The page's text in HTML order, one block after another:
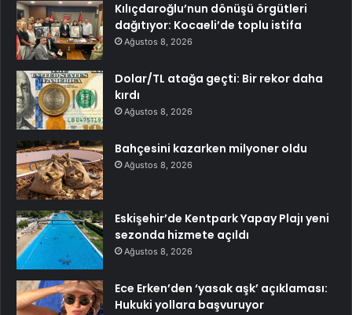
Kılıçdaroğlu’nun dönüşü örgütleri
dağıtıyor: Kocaeli’de toplu istifa
Ağustos 8, 2026
Dolar/TL atağa geçti: Bir rekor daha
kırdı
Ağustos 8, 2026
Bahçesini kazarken milyoner oldu
Ağustos 8, 2026
Eskişehir’de Kentpark Yapay Plajı yeni
sezonda hizmete açıldı
Ağustos 8, 2026
Ece Erken’den ‘yasak aşk’ açıklaması:
Hukuki yollara başvuruyor